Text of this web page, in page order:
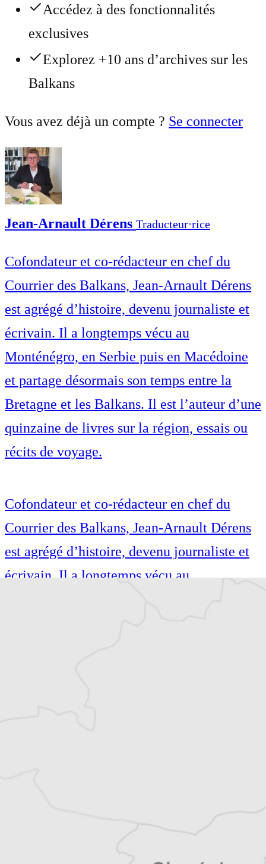
Accédez à des fonctionnalités
exclusives
Explorez +10 ans d’archives sur les
Balkans
Vous avez déjà un compte ? Se connecter
Jean-Arnault Dérens Traducteur⋅rice
Cofondateur et co-rédacteur en chef du
Courrier des Balkans, Jean-Arnault Dérens
est agrégé d’histoire, devenu journaliste et
écrivain. Il a longtemps vécu au
Monténégro, en Serbie puis en Macédoine
et partage désormais son temps entre la
Bretagne et les Balkans. Il est l’auteur d’une
quinzaine de livres sur la région, essais ou
récits de voyage.
Cofondateur et co-rédacteur en chef du
Courrier des Balkans, Jean-Arnault Dérens
est agrégé d’histoire, devenu journaliste et
écrivain. Il a longtemps vécu au